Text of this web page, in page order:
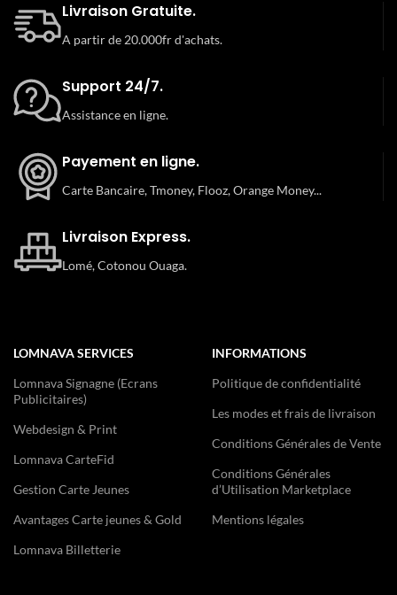
Livraison Gratuite.
A partir de 20.000fr d'achats.
Support 24/7.
Assistance en ligne.
Payement en ligne.
Carte Bancaire, Tmoney, Flooz, Orange Money...
Livraison Express.
Lomé, Cotonou Ouaga.
LOMNAVA SERVICES
Lomnava Signagne (Ecrans
Publicitaires)
Webdesign & Print
Lomnava CarteFid
Gestion Carte Jeunes
Avantages Carte jeunes & Gold
Lomnava Billetterie
INFORMATIONS
Politique de confidentialité
Les modes et frais de livraison
Conditions Générales de Vente
Conditions Générales
d’Utilisation Marketplace
Mentions légales